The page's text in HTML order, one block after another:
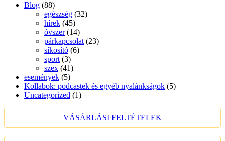
Blog (88)
egészség (32)
hírek (45)
óvszer(14)
párkapcsolat (23)
síkosító (6)
sport (3)
szex (41)
események (5)
Kollabok: podcastek és egyéb nyalánkságok (5)
Uncategorized (1)
VÁSÁRLÁSI FELTÉTELEK